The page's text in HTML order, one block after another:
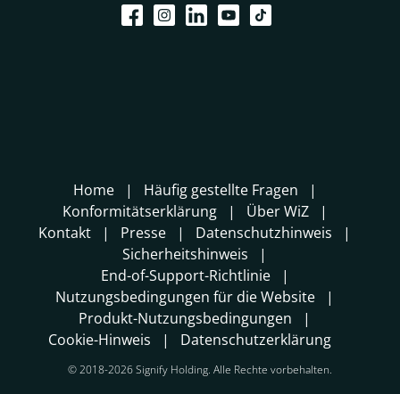
Home
Häufig gestellte Fragen
Konformitätserklärung
Über WiZ
Kontakt
Presse
Datenschutzhinweis
Sicherheitshinweis
End-of-Support-Richtlinie
Nutzungsbedingungen für die Website
Produkt-Nutzungsbedingungen
Cookie-Hinweis
Datenschutzerklärung
© 2018-2026 Signify Holding. Alle Rechte vorbehalten.